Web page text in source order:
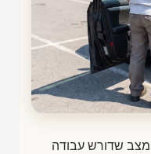
שדורש עבודה